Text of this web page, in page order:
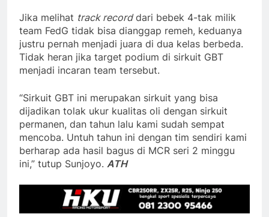
Jika melihat track recorddari bebek 4-tak milik
team FedG tidak bisa dianggap remeh, keduanya
justru pernah menjadi juara di dua kelas berbeda.
Tidak heran jika target podium di sirkuit GBT
menjadi incaran team tersebut.
“Sirkuit GBT ini merupakan sirkuit yang bisa
dijadikan tolak ukur kualitas oli dengan sirkuit
permanen, dan tahun lalu kami sudah sempat
mencoba. Untuh tahun ini dengan tim sendiri kami
berharap ada hasil bagus di MCR seri 2 minggu
ini,” tutup Sunjoyo. ATH